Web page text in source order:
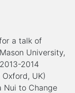
a talk of
University,
2014
UK)
Nui to Change